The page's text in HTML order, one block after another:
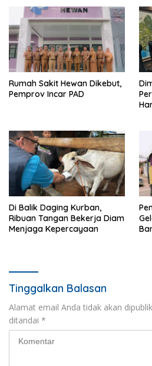
Rumah Sakit Hewan Dikebut,
Pemprov Incar PAD
Di Balik Daging Kurban,
Ribuan Tangan Bekerja Diam
Menjaga Kepercayaan
Tinggalkan Balasan
Alamat email Anda tidak akan
ditandai *